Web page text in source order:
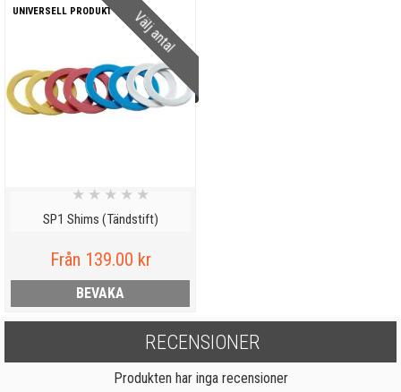
Välj antal
UNIVERSELL PRODUKT
SP1 Shims (Tändstift)
★ ★ ★ ★ ★
Från 139.00 kr
BEVAKA
RECENSIONER
Produkten har inga recensioner